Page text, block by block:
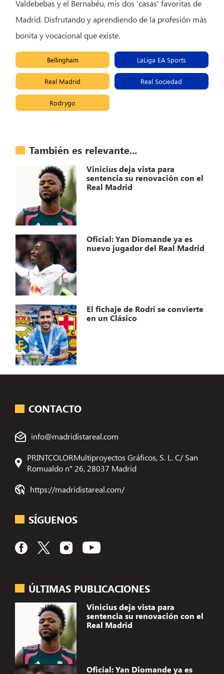
Valdebebas y el Bernabéu, mis dos 'casas' favoritas de
Madrid. Disfrutando y aprendiendo de la profesión más
bonita y vocacional que existe.
Bellingham LaLiga EA Sports
Real Madrid Real Sociedad
Rodrygo
También es relevante...
Vinicius deja vista para
sentencia su renovación con el
Real Madrid
Oficial: Yan Diomande ya es
nuevo jugador del Real Madrid
El fichaje de Rodri se convierte
en un Clásico
ÚLTIMAS PUBLICACIONES
Vinicius deja vista para
sentencia su renovación con el
Real Madrid
Oficial: Yan Diomande ya es
CONTACTO
info@madridistareal.com
PRINTCOLORMultiproyectos Gráficos, S. L. C/ San
Romualdo n° 26, 28037 Madrid
https://madridistareal.com/
SÍGUENOS